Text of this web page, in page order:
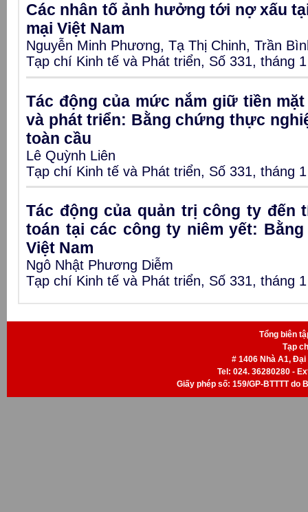
Các nhân tố ảnh hưởng tới nợ xấu
mại Việt Nam
Nguyễn Minh Phương, Tạ Thị Chinh, Trần
Tạp chí Kinh tế và Phát triển, Số 331, tháng
Tác động của mức nắm giữ tiền
và phát triển: Bằng chứng thực
toàn cầu
Lê Quỳnh Liên
Tạp chí Kinh tế và Phát triển, Số 331, tháng
Tác động của quản trị công ty đến
toán tại các công ty niêm yết:
Việt Nam
Ngô Nhật Phương Diễm
Tạp chí Kinh tế và Phát triển, Số 331, tháng
Tổng biên
Tạp
# 1406 Nhà A1, Đại
Tel: 024. 36280280 -
Giấy phép số: 159/GP-BTTTT do